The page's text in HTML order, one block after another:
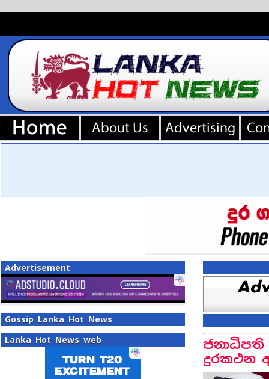
Advertisement
Gossip Lanka Hot News
Lanka Hot News web
ජනාධිපති
දුරකථන